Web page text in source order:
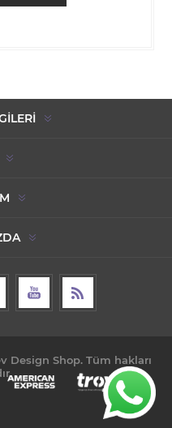
Design Shop. Tüm hakları